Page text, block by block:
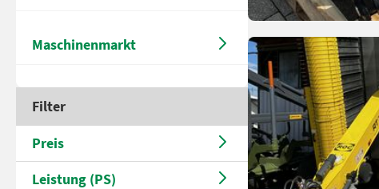
Maschinenmarkt
Filter
Preis
Leistung (PS)